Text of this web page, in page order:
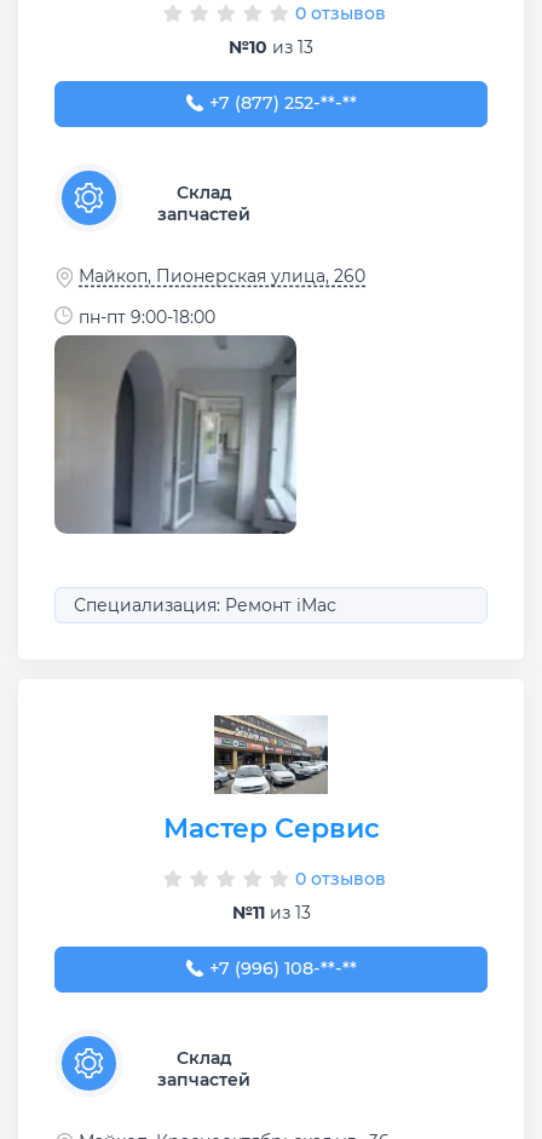
0 отзывов
№10 из 13
+7 (877) 252-64-65
+7 (877) 252-**-**
Склад
запчастей
Майкоп, Пионерская улица, 260
пн-пт 9:00-18:00
Специализация: Ремонт iMac
Мастер Сервис
0 отзывов
№11из 13
+7 (996) 108-29-22
+7 (996) 108-**-**
Склад
запчастей